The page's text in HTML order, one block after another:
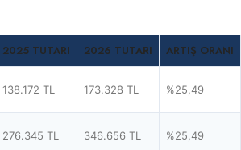
2025 TUTARI 2026 TUTARI ARTIŞ ORANI
138.172 TL 173.328 TL %25,49
276.345 TL 346.656 TL %25,49